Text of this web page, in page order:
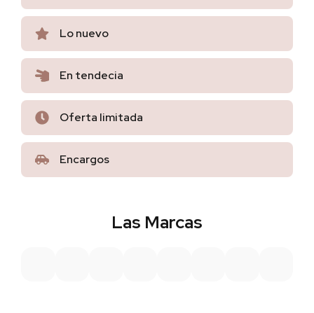
Lo nuevo
En tendecia
Oferta limitada
Encargos
Las Marcas